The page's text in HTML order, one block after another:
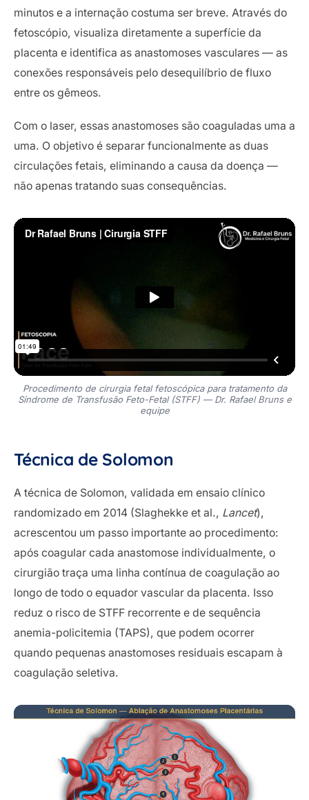
minutos e a internação costuma ser breve. Através do
fetoscópio, visualiza diretamente a superfície da
placenta e identifica as anastomoses vasculares — as
conexões responsáveis pelo desequilíbrio de fluxo
entre os gêmeos.
Com o laser, essas anastomoses são coaguladas uma a
uma. O objetivo é separar funcionalmente as duas
circulações fetais, eliminando a causa da doença —
não apenas tratando suas consequências.
Procedimento de cirurgia fetal fetoscópica para tratamento da
Síndrome de Transfusão Feto-Fetal (STFF) — Dr. Rafael Bruns e
equipe
Técnica de Solomon
A técnica de Solomon, validada em ensaio clínico
randomizado em 2014 (Slaghekke et al., Lancet),
acrescentou um passo importante ao procedimento:
após coagular cada anastomose individualmente, o
cirurgião traça uma linha contínua de coagulação ao
longo de todo o equador vascular da placenta. Isso
reduz o risco de STFF recorrente e de sequência
anemia-policitemia (TAPS), que podem ocorrer
quando pequenas anastomoses residuais escapam à
coagulação seletiva.